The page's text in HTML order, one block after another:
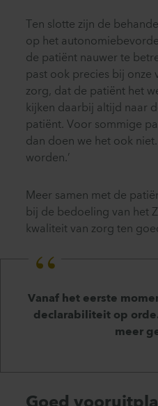
Ten slotte zijn de
op het
de patiënt nauwer te
past ook precies bij onze
zorg, dat de patiënt het
kijken daarbij altijd naar
patiënt. Voor sommige
dan doen we het ook
worden.’
Meer samen met de
bij de bedoeling van het
kwaliteit van zorg ten
Vanaf het eerste
declarabiliteit op
meer